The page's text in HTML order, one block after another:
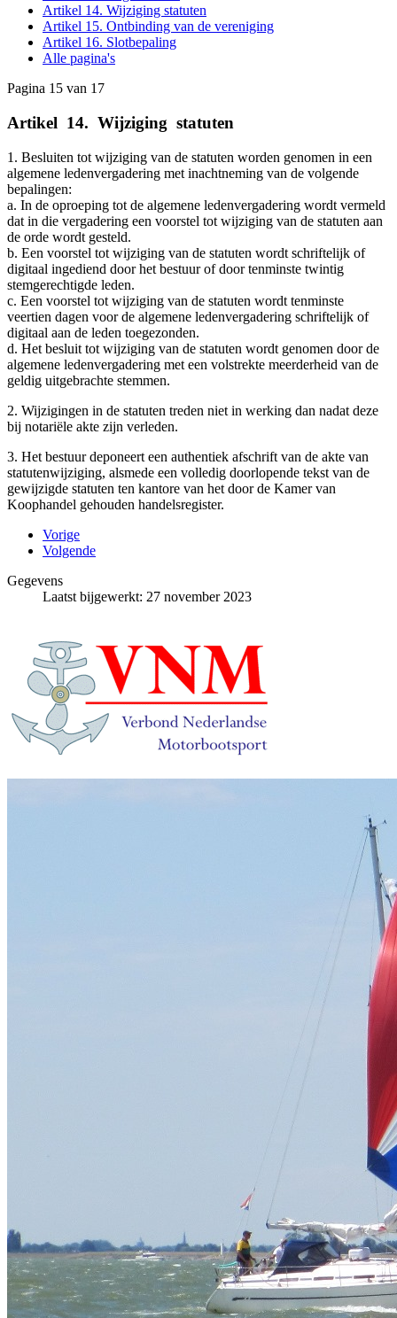
Artikel 14. Wijziging statuten
Artikel 15. Ontbinding van de vereniging
Artikel 16. Slotbepaling
Alle pagina's
Pagina 15 van 17
Artikel 14. Wijziging statuten
1. Besluiten tot wijziging van de statuten worden genomen in een
algemene ledenvergadering met inachtneming van de volgende
bepalingen:
a. In de oproeping tot de algemene ledenvergadering wordt vermeld
dat in die vergadering een voorstel tot wijziging van de statuten aan
de orde wordt gesteld.
b. Een voorstel tot wijziging van de statuten wordt schriftelijk of
digitaal ingediend door het bestuur of door tenminste twintig
stemgerechtigde leden.
c. Een voorstel tot wijziging van de statuten wordt tenminste
veertien dagen voor de algemene ledenvergadering schriftelijk of
digitaal aan de leden toegezonden.
d. Het besluit tot wijziging van de statuten wordt genomen door de
algemene ledenvergadering met een volstrekte meerderheid van de
geldig uitgebrachte stemmen.
2. Wijzigingen in de statuten treden niet in werking dan nadat deze
bij notariële akte zijn verleden.
3. Het bestuur deponeert een authentiek afschrift van de akte van
statutenwijziging, alsmede een volledig doorlopende tekst van de
gewijzigde statuten ten kantore van het door de Kamer van
Koophandel gehouden handelsregister.
Vorige
Volgende
Gegevens
Laatst bijgewerkt: 27 november 2023